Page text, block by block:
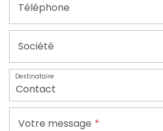
Téléphone
Société
Destinataire
Votre message